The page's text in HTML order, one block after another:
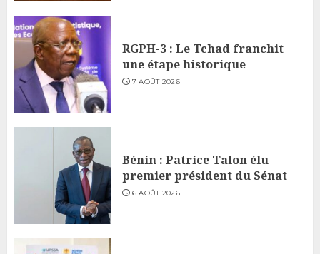
RGPH-3 : Le Tchad franchit
une étape historique
7 AOÛT 2026
Bénin : Patrice Talon élu
premier président du Sénat
6 AOÛT 2026